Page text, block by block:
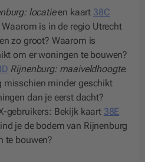
locatieen kaart 38C
Waarom is in de regio Utrecht
zo groot? Waarom is
om er woningen te bouwen?
Rijnenburg: maaiveldhoogte.
misschien minder geschikt
dan je eerst dacht?
gebruikers: Bekijk kaart 38E
je de bodem van Rijnenburg
te bouwen?